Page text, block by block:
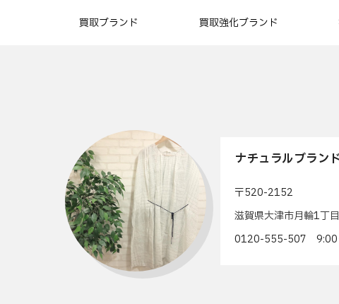
買取ブランド 買取強化ブランド
ナチュラルブラン
〒520-2152
滋賀県大津市月輪1丁
0120-555-507 9:00